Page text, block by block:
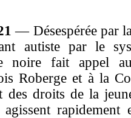
— Désespérée par
autiste par le
noire fait appel
Roberge et à la
des droits de la
rapidement